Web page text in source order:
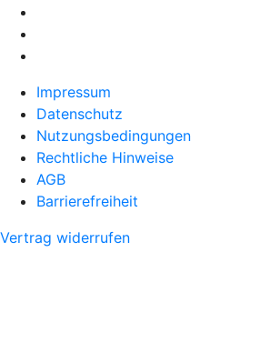
Impressum
Datenschutz
Nutzungsbedingungen
Rechtliche Hinweise
AGB
Barrierefreiheit
Vertrag widerrufen